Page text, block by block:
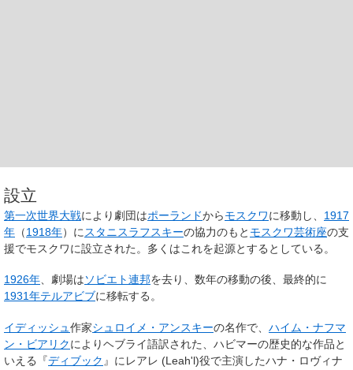
設立
第一次世界大戦により劇団はポーランドからモスクワに移動し、 1917
年 （1918年）に スタニスラフスキーの協力のもと モスクワ芸術座の支
援でモスクワに設立された。多くはこれを起源とするとしている。
1926年、劇場はソビエト連邦を去り、数年の移動の後、最終的に
1931年テルアビブに移転する。
イディッシュ 作家シュロイメ・アンスキーの名作で、 ハイム・ナフマ
ン・ビアリクによりヘブライ語訳された、ハビマーの歴史的な作品と
いえる『ディブック 』にレアレ (Leah'l)役で主演したハナ・ロヴィナ